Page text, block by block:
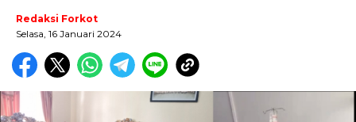
Redaksi Forkot
Selasa, 16 Januari 2024